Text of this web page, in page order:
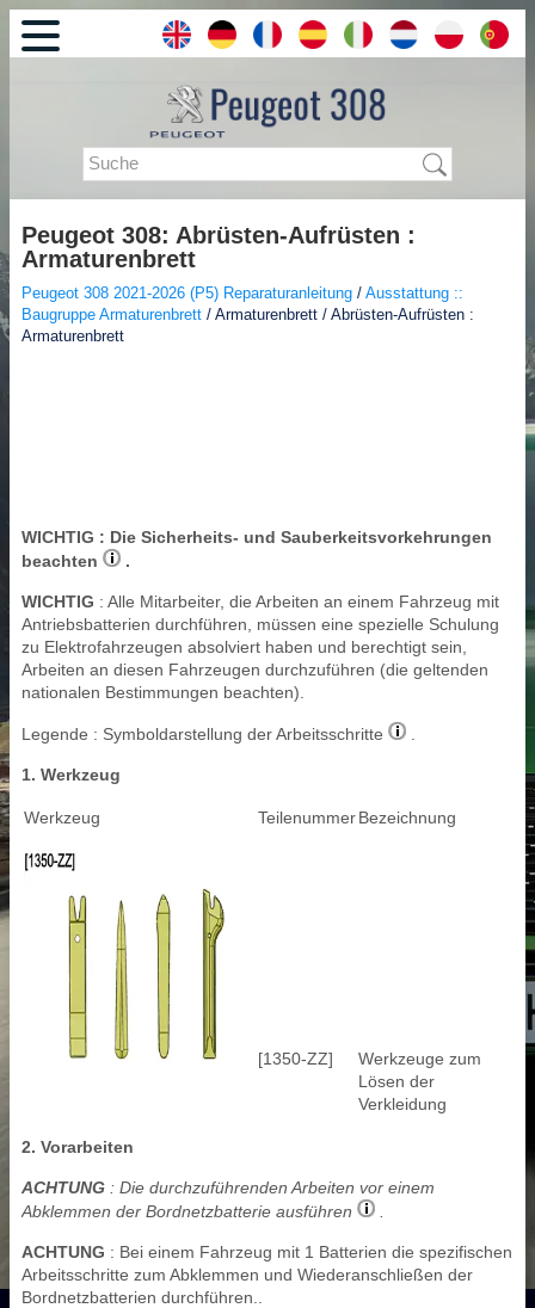
Peugeot 308: Abrüsten-Aufrüsten :
Armaturenbrett
Peugeot 308 2021-2026 (P5) Reparaturanleitung / Ausstattung ::
Baugruppe Armaturenbrett / Armaturenbrett / Abrüsten-Aufrüsten :
Armaturenbrett
WICHTIG : Die Sicherheits- und Sauberkeitsvorkehrungen
beachten
.
WICHTIG : Alle Mitarbeiter, die Arbeiten an einem Fahrzeug mit
Antriebsbatterien durchführen, müssen eine spezielle Schulung
zu Elektrofahrzeugen absolviert haben und berechtigt sein,
Arbeiten an diesen Fahrzeugen durchzuführen (die geltenden
nationalen Bestimmungen beachten).
Legende : Symboldarstellung der Arbeitsschritte
1. Werkzeug
Werkzeug TeilenummerBezeichnung
[1350-ZZ]
Werkzeuge zum
Lösen der
Verkleidung
2. Vorarbeiten
ACHTUNG : Die durchzuführenden Arbeiten vor einem
Abklemmen der Bordnetzbatterie ausführen
ACHTUNG : Bei einem Fahrzeug mit 1 Batterien die spezifischen
Arbeitsschritte zum Abklemmen und Wiederanschließen der
Bordnetzbatterien durchführen..